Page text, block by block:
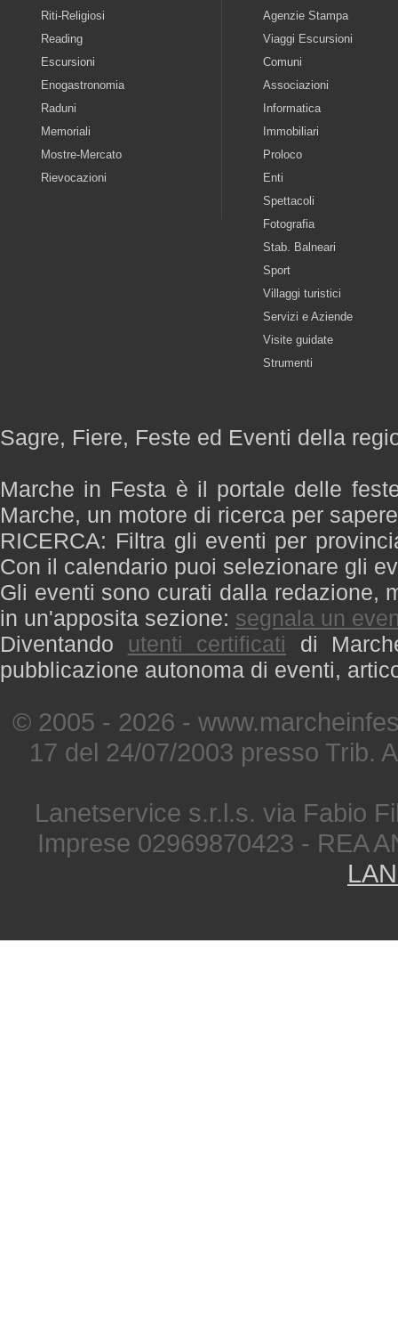
Riti-Religiosi
Reading
Escursioni
Enogastronomia
Raduni
Memoriali
Mostre-Mercato
Rievocazioni
Agenzie Stampa
Viaggi Escursioni
Comuni
Associazioni
Informatica
Immobiliari
Proloco
Enti
Spettacoli
Fotografia
Stab. Balneari
Sport
Villaggi turistici
Servizi e Aziende
Visite guidate
Strumenti
Sagre, Fiere, Feste ed Eventi della
Marche in Festa è il portale delle
Marche, un motore di ricerca per
RICERCA: Filtra gli eventi per
Con il calendario puoi selezionare gli
Gli eventi sono curati dalla redazione,
in un'apposita sezione: segnala un
Diventando utenti certificati di
pubblicazione autonoma di eventi,
© 2005 - 2026 -
17 del 24/07/2003 presso Trib.
Lanetservice s.r.l.s. via Fabio
Imprese 02969870423 - REA